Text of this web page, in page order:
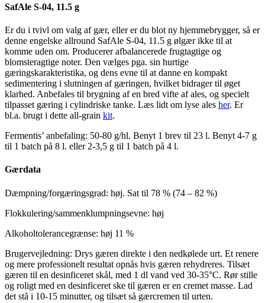
SafAle S-04, 11.5 g
Er du i tvivl om valg af gær, eller er du blot ny hjemmebrygger, så er
denne engelske allround SafAle S-04, 11.5 g ølgær ikke til at
komme uden om. Producerer afbalancerede frugtagtige og
blomsteragtige noter. Den vælges pga. sin hurtige
gæringskarakteristika, og dens evne til at danne en kompakt
sedimentering i slutningen af gæringen, hvilket bidrager til øget
klarhed. Anbefales til brygning af en bred vifte af ales, og specielt
tilpasset gæring i cylindriske tanke. Læs lidt om lyse ales her. Er
bl.a. brugt i dette all-grain kit.
Fermentis’ anbefaling: 50-80 g/hl. Benyt 1 brev til 23 l. Benyt 4-7 g
til 1 batch på 8 l. eller 2-3,5 g til 1 batch på 4 l.
Gærdata
Dæmpning/forgæringsgrad: høj. Sat til 78 % (74 – 82 %)
Flokkulering/sammenklumpningsevne: høj
Alkoholtolerancegrænse: høj 11 %
Brugervejledning: Drys gæren direkte i den nedkølede urt. Et renere
og mere professionelt resultat opnås hvis gæren rehydreres. Tilsæt
gæren til en desinficeret skål, med 1 dl vand ved 30-35°C. Rør stille
og roligt med en desinficeret ske til gæren er en cremet masse. Lad
det stå i 10-15 minutter, og tilsæt så gærcremen til urten.